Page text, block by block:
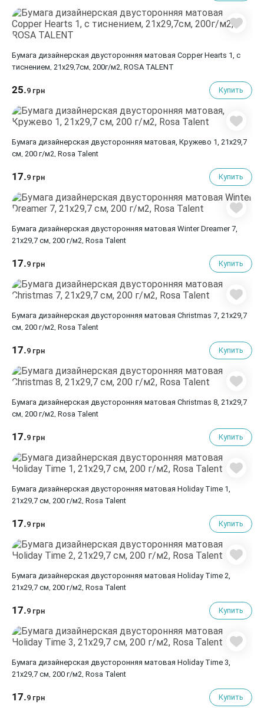
Бумага дизайнерская двусторонняя матовая Copper Hearts 1, с
тиснением, 21х29,7см, 200г/м2, ROSA TALENT
25.9 грн Купить
Бумага дизайнерская двусторонняя матовая, Кружево 1, 21х29,7
см, 200 г/м2, Rosa Talent
17.9 грн Купить
Бумага дизайнерская двусторонняя матовая Winter Dreamer 7,
21х29,7 см, 200 г/м2, Rosa Talent
17.9 грн Купить
Бумага дизайнерская двусторонняя матовая Christmas 7, 21х29,7
см, 200 г/м2, Rosa Talent
17.9 грн Купить
Бумага дизайнерская двусторонняя матовая Christmas 8, 21х29,7
см, 200 г/м2, Rosa Talent
17.9 грн Купить
Бумага дизайнерская двусторонняя матовая Holiday Time 1,
21х29,7 см, 200 г/м2, Rosa Talent
17.9 грн Купить
Бумага дизайнерская двусторонняя матовая Holiday Time 2,
21х29,7 см, 200 г/м2, Rosa Talent
17.9 грн Купить
Бумага дизайнерская двусторонняя матовая Holiday Time 3,
21х29,7 см, 200 г/м2, Rosa Talent
17.9 грн Купить